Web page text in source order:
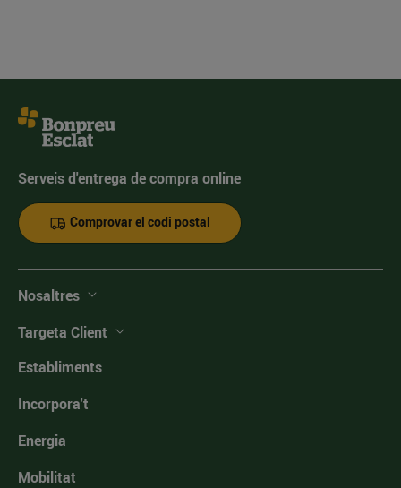
Serveis d'entrega de compra online
Comprovar el codi postal
Nosaltres
Targeta Client
Establiments
Incorpora't
Energia
Mobilitat